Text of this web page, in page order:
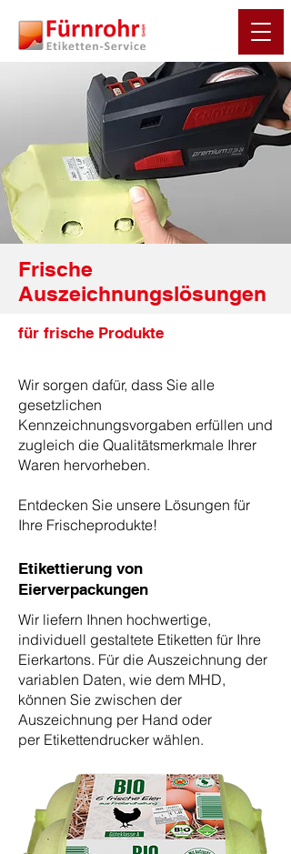
Frische
Auszeichnungslösungen
für frische Produkte
Wir sorgen dafür, dass Sie alle
gesetzlichen
Kennzeichnungsvorgaben erfüllen und
zugleich die Qualitätsmerkmale Ihrer
Waren hervorheben.
Entdecken Sie unsere Lösungen für
Ihre Frischeprodukte!
Etikettierung von
Eierverpackungen
Wir liefern Ihnen hochwertige,
individuell gestaltete Etiketten für Ihre
Eierkartons. Für die Auszeichnung der
variablen Daten, wie dem MHD,
können Sie zwischen der
Auszeichnung per Hand oder
per Etikettendrucker wählen.